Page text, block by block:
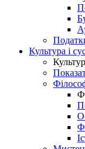
Культура і